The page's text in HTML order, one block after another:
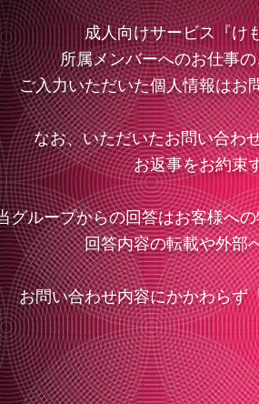
成人向けサービス『け
所属メンバーへのお仕事
ご入力いただいた個人情報は​​お
なお、いただいたお問い合わ
お返事をお約束
グループからの回答はお客様へ
回答内容の転載や外部
お問い合わせ内容にかかわらず